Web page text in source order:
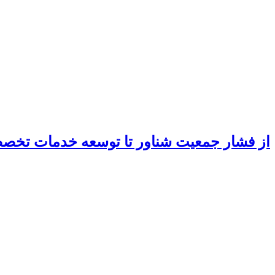
از فشار جمعیت شناور تا توسعه خدمات